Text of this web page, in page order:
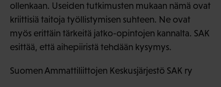
ollenkaan. Useiden tutkimusten mukaan nämä ovat
kriittisiä taitoja työllistymisen suhteen. Ne ovat
myös erittäin tärkeitä jatko-opintojen kannalta. SAK
esittää, että aihepiiristä tehdään kysymys.
Suomen Ammattiliittojen Keskusjärjestö SAK ry